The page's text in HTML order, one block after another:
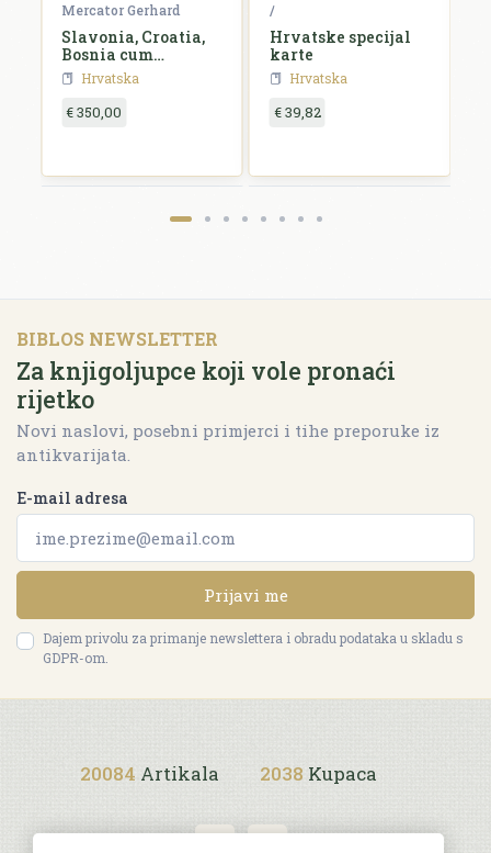
Mercator Gerhard
Slavonia, Croatia,
Bosnia cum
Dalmatiae parte
Hrvatska
€ 350,00
/
Hrvatske specijal
karte
Hrvatska
€ 39,82
BIBLOS NEWSLETTER
Za knjigoljupce koji vole pronaći
rijetko
Novi naslovi, posebni primjerci i tihe preporuke iz
antikvarijata.
E-mail adresa
Prijavi me
Dajem privolu za primanje newslettera i obradu podataka u skladu s
GDPR-om.
20084 Artikala 2038 Kupaca